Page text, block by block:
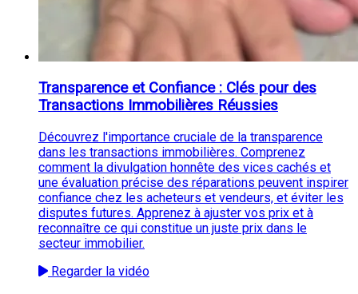
Transparence et Confiance : Clés pour des
Transactions Immobilières Réussies
Découvrez l'importance cruciale de la transparence
dans les transactions immobilières. Comprenez
comment la divulgation honnête des vices cachés et
une évaluation précise des réparations peuvent inspirer
confiance chez les acheteurs et vendeurs, et éviter les
disputes futures. Apprenez à ajuster vos prix et à
reconnaître ce qui constitue un juste prix dans le
secteur immobilier.
Regarder la vidéo